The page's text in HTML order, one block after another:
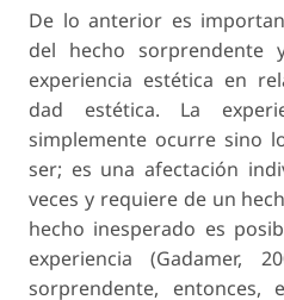
De lo anterior es
del hecho
experiencia estética en
dad estética. La
simplemente ocurre sino
ser; es una afectación
veces y requiere de un
hecho inesperado es
experiencia (Gadamer,
sorprendente,